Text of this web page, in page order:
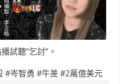
試聽”乞討”。
#岑智勇 #牛差 #2萬億美元